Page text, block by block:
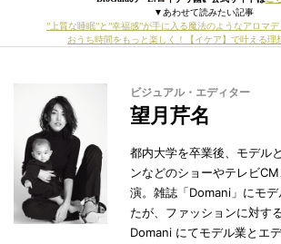
▼あわせて読みたい記事
”上質な睡眠”と”幸福感”が手に入る魔法のようなアロマ
おうち時間をもっと楽しく！【イケア】で叶える理
ビジュアル・エディター
望月芹名
都内大学を卒業後、モデル
ンなどのショーやテレビ
演。雑誌「Domani」にモ
たが、ファッションに対す
Domani にてモデル業とエ